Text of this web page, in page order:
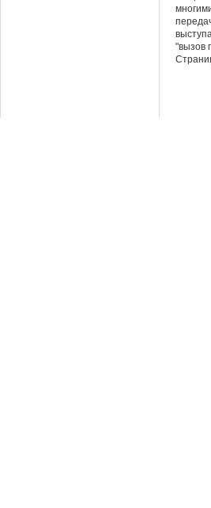
"вызов